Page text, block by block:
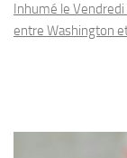
Inhumé le Vendredi
entre Washington